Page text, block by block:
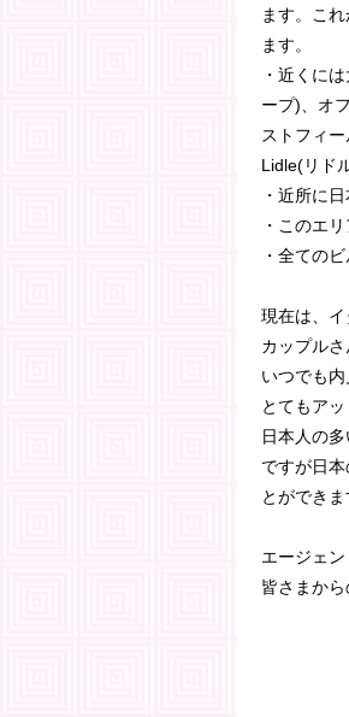
ます。こ
ます。
・近くに
ープ)、オ
ストフィ
Lidle(リド
・近所に
・このエ
・全ての
現在は、イ
カップルさ
いつでも内
とてもア
日本人の
ですが日
とができま
エージェ
皆さまか